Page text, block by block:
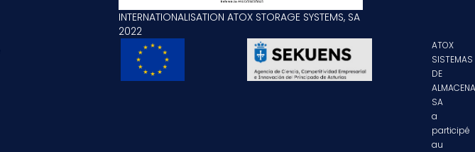
INTERNATIONALISATION ATOX STORAGE SYSTEMS, SA
2022
ATOX
SISTEMAS
DE
SA
a
participé
au